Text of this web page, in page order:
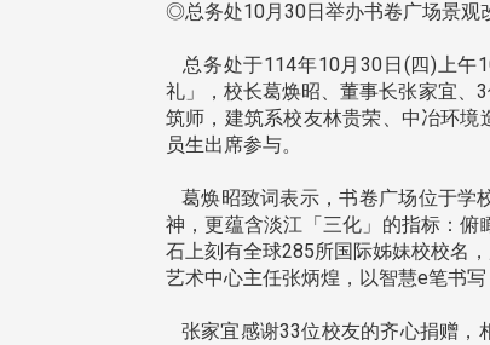
◎总务处10月30日举办书卷广场景观
总务处于114年10月30日(四)上午
礼」，校长葛焕昭、董事长张家宜、
筑师，建筑系校友林贵荣、中冶环
员生出席参与。
葛焕昭致词表示，书卷广场位于学
神，更蕴含淡江「三化」的指标：
石上刻有全球285所国际姊妹校校名
艺术中心主任张炳煌，以智慧e笔书
张家宜感谢33位校友的齐心捐赠，
校友会于115年6月10日(三)
国宁夏省参访，活 ...
台北市校友会于6月6日(
领队温明正学长与副领
姐的精 ...
校友会活动 (系
系友会第3届第4次理监事
3 版 校友会活动
所、其他)
风保系友会兰阳探梅